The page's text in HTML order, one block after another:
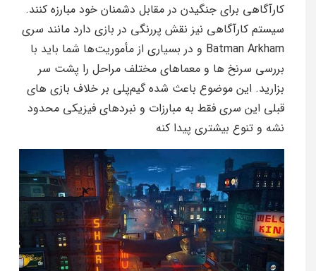
کارآگاهی برای جنگیدن در مقابل دشمنان خود مبارزه کنند.
سیستم کارآگاهی نیز نقش پررنگی در بازی دارد مانند سری
Batman Arkham و در بسیاری از مأموریت‌ها شما باید با
بررسی سرنخ ها و معماهای مختلف مراحل را پشت سر
بزارید. این موضوع باعث شده گیم‌پلی بر خلاف بازی های
قبلی این سری فقط به مبارزات و نبردهای فیزیکی محدود
نشه و تنوع بیشتری پیدا کنه